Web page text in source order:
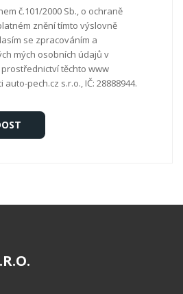
č.101/2000 Sb., o ochraně
znění tímto výslovně
se zpracováním a
mých osobních údajů v
těchto www
pech.cz s.r.o., IČ: 28888944.